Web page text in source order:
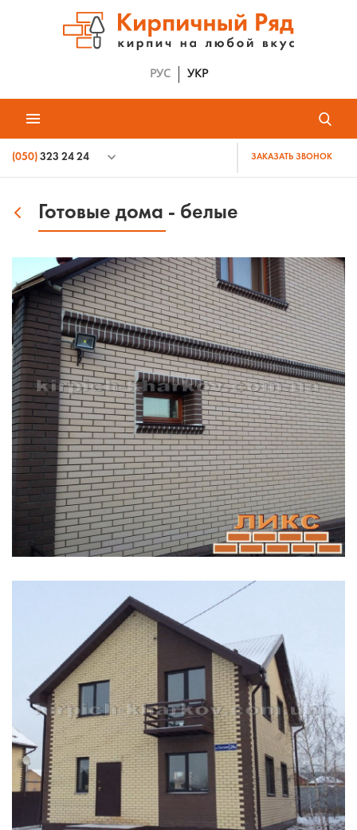
РУС УКР
(050) 323 24 24 ЗАКАЗАТЬ ЗВОНОК
Готовые дома - белые